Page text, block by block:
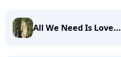
All We Need Is Love...